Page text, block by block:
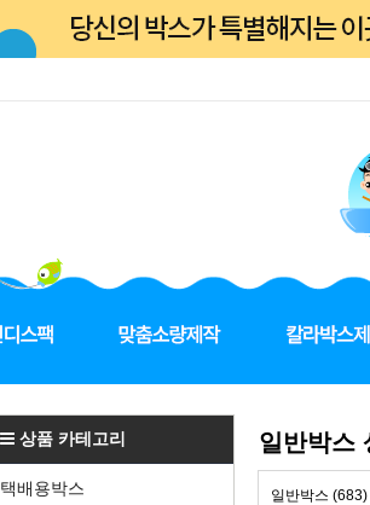
상품 카테고리
택배용박스
일반박스
일반박스 (683)